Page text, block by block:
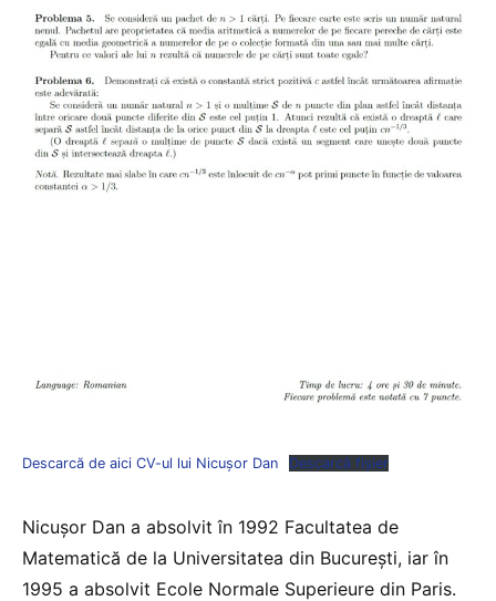
Descarcă de aici CV-ul lui Nicușor Dan Descarcă fișier
Nicușor Dan a absolvit în 1992 Facultatea de
Matematică de la Universitatea din București, iar în
1995 a absolvit Ecole Normale Superieure din Paris.